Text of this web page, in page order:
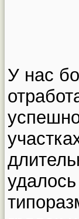
У нас